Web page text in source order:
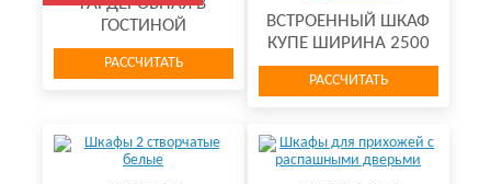
ГАРДЕРОБНАЯ В
ГОСТИНОЙ
РАССЧИТАТЬ
ВСТРОЕННЫЙ ШКАФ
КУПЕ ШИРИНА 2500
РАССЧИТАТЬ